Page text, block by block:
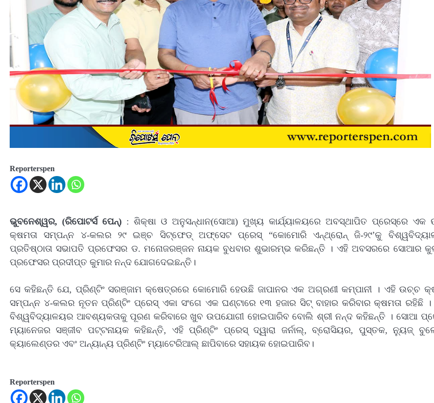
Reporterspen
ଭୁବନେଶ୍ୱର, (ରିପୋଟର୍ସ ପେନ୍‌): ଶିକ୍ଷା ଓ ଅନୁସନ୍ଧାନ(ସୋଆ) ମୁଖ୍ୟ କାର୍ଯ୍ୟାଳୟରେ ଅବସ୍ଥାପିତ ପ୍ରେସ୍‌ରେ ଏକ
କ୍ଷମତା ସମ୍ପନ୍ନ ୪-କଲର ୨୯ ଇଞ୍ଚ ସିଟ୍‌ଫେଡ୍‌ ଅଫ୍‌ସେଟ ପ୍ରେସ୍‌ “କୋମୋରି ଏନ୍‌ଥ୍ରୋନ୍‌ ଜି-୨୯’କୁ
ପ୍ରତିଷ୍ଠାତା ସଭାପତି ପ୍ରଫେସର ଡ. ମନୋଜରଞ୍ଜନ ନାୟକ ବୁଧବାର ଶୁଭାରମ୍ଭ କରିଛନ୍ତି । ଏହି ଅବସରରେ ସୋଆର
ପ୍ରଫେସର ପ୍ରଦୀପ୍ତ କୁମାର ନନ୍ଦ ଯୋଗଦେଇଛନ୍ତି।
ସେ କହିଛନ୍ତି ଯେ, ପ୍ରିଣ୍ଟିଂ ସରଞ୍ଜାମ କ୍ଷେତ୍ରରେ କୋମୋରି ହେଉଛି ଜାପାନର ଏକ ଅଗ୍ରଣୀ କମ୍ପାନୀ । ଏହି ଉଚ୍ଚ
ସମ୍ପନ୍ନ ୪-କଲର ନୂତନ ପ୍ରିଣ୍ଟିଂ ପ୍ରେସ୍‌ ଏକା ସଂଗେ ଏକ ଘଣ୍ଟାରେ ୧୩ ହଜାର ସିଟ୍‌ ବାହାର କରିବାର କ୍ଷମତା ରହିଛି ।
ବିଶ୍ୱବିଦ୍ୟାଳୟର ଆବଶ୍ୟକତାକୁ ପୂରଣ କରିବାରେ ଖୁବ ଉପଯୋଗୀ ହୋଇପାରିବ ବୋଲି ଶ୍ରୀ ନନ୍ଦ କହିଛନ୍ତି । ସୋଆ
ମ୍ୟାନେଜର ସଞ୍ଜୀବ ପଟ୍ଟନାୟକ କହିଛନ୍ତି, ଏହି ପ୍ରିଣ୍ଟିଂ ପ୍ରେସ୍‌ ଦ୍ୱାରା ଜର୍ନାଲ୍‌, ବ୍ରୋସିୟର, ପୁସ୍ତକ, ନ୍ୟୁଜ୍‌
କ୍ୟାଲେଣ୍ଡର ଏବଂ ଅନ୍ୟାନ୍ୟ ପ୍ରିଣ୍ଟିଂ ମ୍ୟାଟେରିଆଲ୍‌ ଛାପିବାରେ ସହାୟକ ହୋଇପାରିବ।
Reporterspen